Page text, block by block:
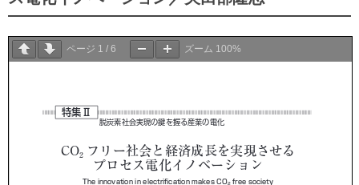
ページ 1 / 6 ズーム 100%